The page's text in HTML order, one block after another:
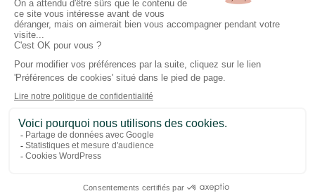
Politique de retour
Paiement 100% sécurisé
Suivez-nous sur les réseaux
FacebookInstagram
Données personnelles